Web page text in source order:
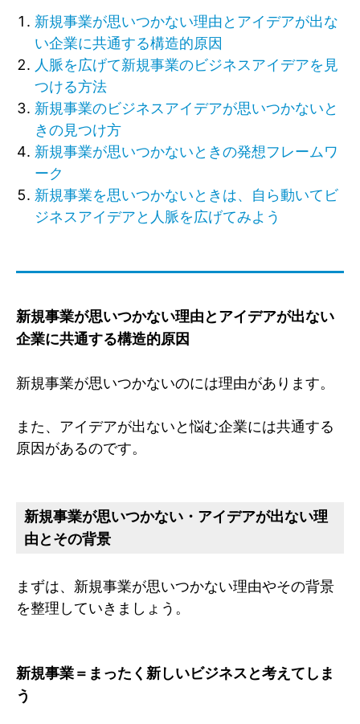
新規事業が思いつかない理由とアイデアが出な
い企業に共通する構造的原因
人脈を広げて新規事業のビジネスアイデアを見
つける方法
新規事業のビジネスアイデアが思いつかないと
きの見つけ方
新規事業が思いつかないときの発想フレームワ
ーク
新規事業を思いつかないときは、自ら動いてビ
ジネスアイデアと人脈を広げてみよう
新規事業が思いつかない理由とアイデアが出ない
企業に共通する構造的原因
新規事業が思いつかないのには理由があります。
また、アイデアが出ないと悩む企業には共通する
原因があるのです。
新規事業が思いつかない・アイデアが出ない理
由とその背景
まずは、新規事業が思いつかない理由やその背景
を整理していきましょう。
新規事業＝まったく新しいビジネスと考えてしま
う